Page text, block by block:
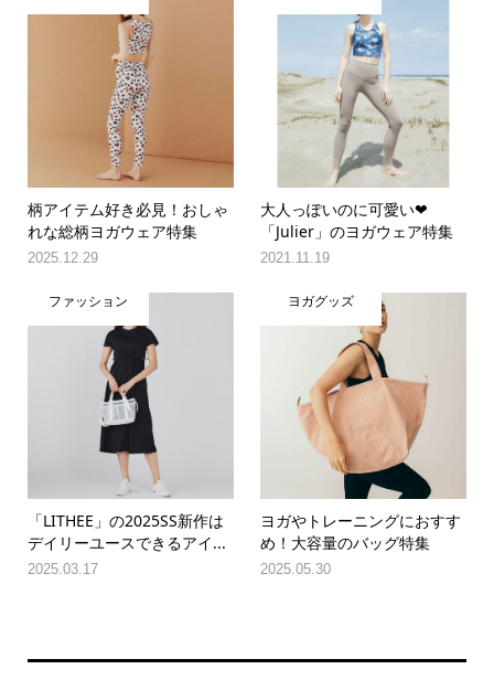
柄アイテム好き必見！おしゃ
れな総柄ヨガウェア特集
2025.12.29
大人っぽいのに可愛い❤︎
「Julier」のヨガウェア特集
2021.11.19
ファッション
「LITHEE」の2025SS新作は
デイリーユースできるアイ...
2025.03.17
ヨガグッズ
ヨガやトレーニングにおすす
め！大容量のバッグ特集
2025.05.30